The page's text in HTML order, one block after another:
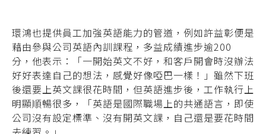
環鴻也提供員工加強英語能力的管道，例如許益彰便是
藉由參與公司英語內訓課程，多益成績進步逾200
分，他表示：「一開始英文不好，和客戶開會時沒辦法
好好表達自己的想法，感覺好像啞巴一樣！」雖然下班
後還要上英文課很花時間，但英語進步後，工作執行上
明顯順暢很多，「英語是國際職場上的共通語言，即使
公司沒有設定標準、沒有開英文課，自己還是要花時間